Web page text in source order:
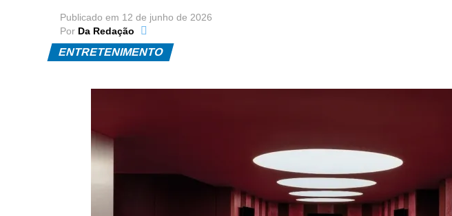
Publicado em 12 de junho de 2026
Por Da Redação
ENTRETENIMENTO